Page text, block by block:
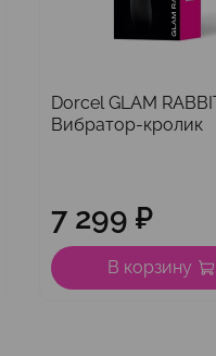
Dorcel GLAM
Вибратор-кролик
7 299 ₽
В корзину